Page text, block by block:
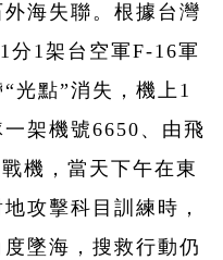
海失聯。根據台灣
分1架台空軍F-16軍
光點”消失，機上1
架機號6650、由飛
機，當天下午在東
攻擊科目訓練時，
墜海，搜救行動仍